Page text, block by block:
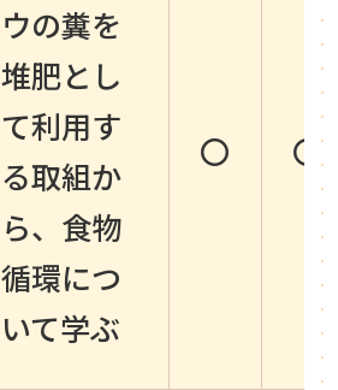
ウの糞を
堆肥とし
て利用す
る取組か
ら、食物
循環につ
いて学ぶ
〇 〇